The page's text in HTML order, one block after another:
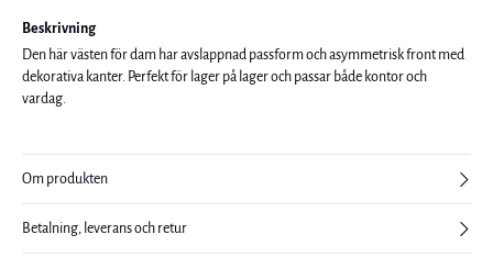
Beskrivning
Den här västen för dam har avslappnad passform och asymmetrisk front med
dekorativa kanter. Perfekt för lager på lager och passar både kontor och
vardag.
Om produkten
Betalning, leverans och retur